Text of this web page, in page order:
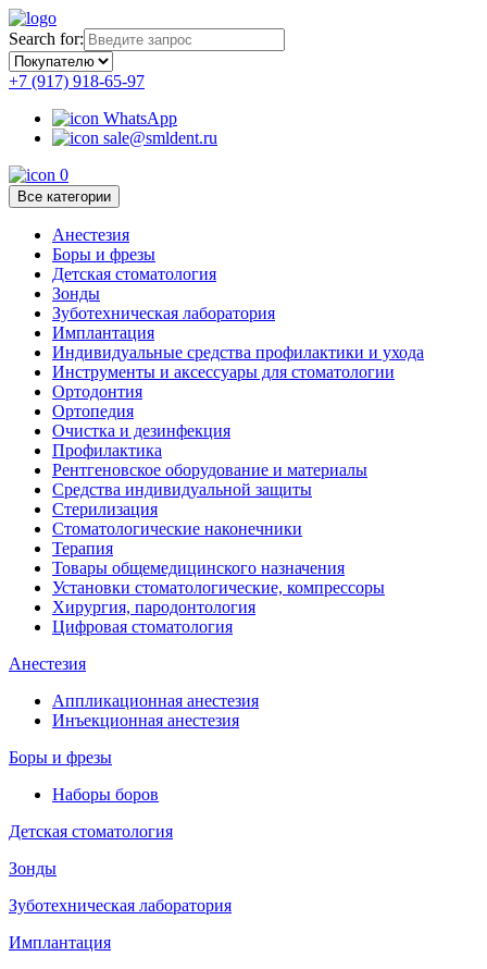
Search for:
+7 (917) 918-65-97
WhatsApp
sale@smldent.ru
0
Все категории
Анестезия
Боры и фрезы
Детская стоматология
Зонды
Зуботехническая лаборатория
Имплантация
Индивидуальные средства профилактики и ухода
Инструменты и аксессуары для стоматологии
Ортодонтия
Ортопедия
Очистка и дезинфекция
Профилактика
Рентгеновское оборудование и материалы
Средства индивидуальной защиты
Стерилизация
Стоматологические наконечники
Терапия
Товары общемедицинского назначения
Установки стоматологические, компрессоры
Хирургия, пародонтология
Цифровая стоматология
Анестезия
Аппликационная анестезия
Инъекционная анестезия
Боры и фрезы
Наборы боров
Детская стоматология
Зонды
Зуботехническая лаборатория
Имплантация